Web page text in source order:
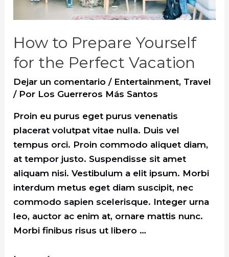
Ever
How to Prepare Yourself
for the Perfect Vacation
Dejar un comentario / Entertainment, Travel
/ Por Los Guerreros Más Santos
Proin eu purus eget purus venenatis
placerat volutpat vitae nulla. Duis vel
tempus orci. Proin commodo aliquet diam,
at tempor justo. Suspendisse sit amet
aliquam nisi. Vestibulum a elit ipsum. Morbi
interdum metus eget diam suscipit, nec
commodo sapien scelerisque. Integer urna
leo, auctor ac enim at, ornare mattis nunc.
Morbi finibus risus ut libero …